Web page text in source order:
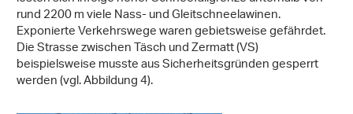
rund 2200 m viele Nass- und Gleitschneelawinen.
Exponierte Verkehrswege waren gebietsweise gefährdet.
Die Strasse zwischen Täsch und Zermatt (VS)
beispielsweise musste aus Sicherheitsgründen gesperrt
werden (vgl. Abbildung 4).